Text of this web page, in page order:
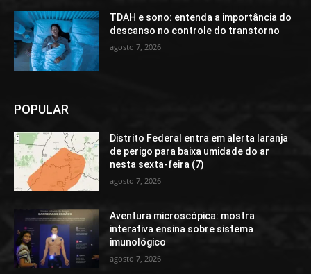
TDAH e sono: entenda a importância do
descanso no controle do transtorno
agosto 7, 2026
POPULAR
Distrito Federal entra em alerta laranja
de perigo para baixa umidade do ar
nesta sexta-feira (7)
agosto 7, 2026
Aventura microscópica: mostra
interativa ensina sobre sistema
imunológico
agosto 7, 2026